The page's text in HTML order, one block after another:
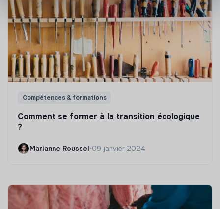
Compétences & formations
Comment se former à la transition écologique
?
Marianne Roussel•09 janvier 2024